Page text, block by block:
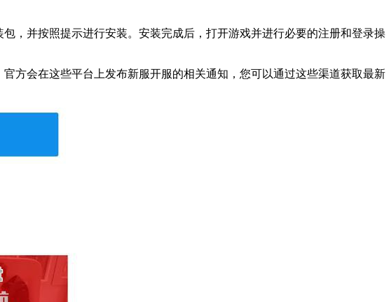
并按照提示进行安装。安装完成后，打开游戏并进行必要的注册和登录操
会在这些平台上发布新服开服的相关通知，您可以通过这些渠道获取最新